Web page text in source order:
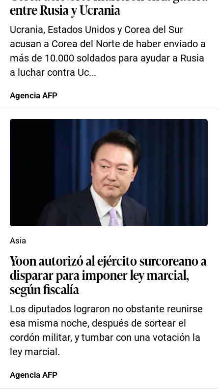
entre Rusia y Ucrania
Ucrania, Estados Unidos y Corea del Sur
acusan a Corea del Norte de haber enviado a
más de 10.000 soldados para ayudar a Rusia
a luchar contra Uc...
Agencia AFP
Yoon autorizó al ejército surcoreano a
disparar para imponer ley marcial,
según fiscalía
Los diputados lograron no obstante reunirse
esa misma noche, después de sortear el
cordón militar, y tumbar con una votación la
ley marcial.
Asia
Agencia AFP